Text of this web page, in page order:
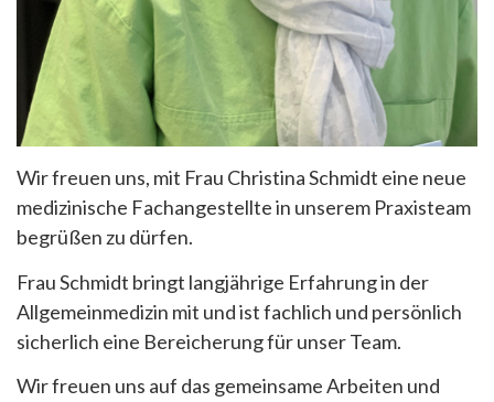
Wir freuen uns, mit Frau Christina Schmidt eine neue
medizinische Fachangestellte in unserem Praxisteam
begrüßen zu dürfen.
Frau Schmidt bringt langjährige Erfahrung in der
Allgemeinmedizin mit und ist fachlich und persönlich
sicherlich eine Bereicherung für unser Team.
Wir freuen uns auf das gemeinsame Arbeiten und